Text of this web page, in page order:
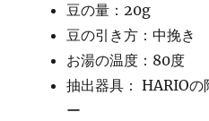
豆の量：20g
豆の引き方：中挽き
お湯の温度：80度
抽出器具： HARIO
ー